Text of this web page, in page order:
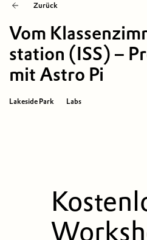
Zurück
Vom
station (ISS) –
mit Astro Pi
Lakeside Park Labs